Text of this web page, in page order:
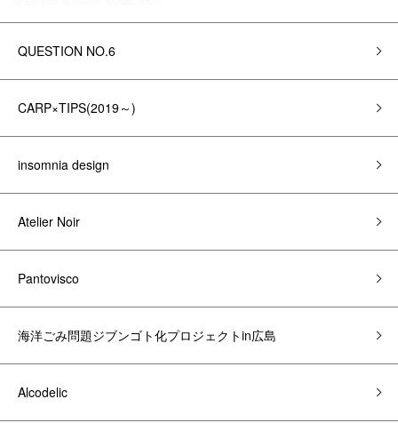
QUESTION NO.6
CARP×TIPS(2019～)
insomnia design
Atelier Noir
Pantovisco
海洋ごみ問題ジブンゴト化プロジェクトin広島
Alcodelic